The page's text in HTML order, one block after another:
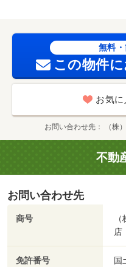
無料・
この物件
お気
お問い合わせ先 （株
不動
お問い合わせ先
商号
店
免許番号 国